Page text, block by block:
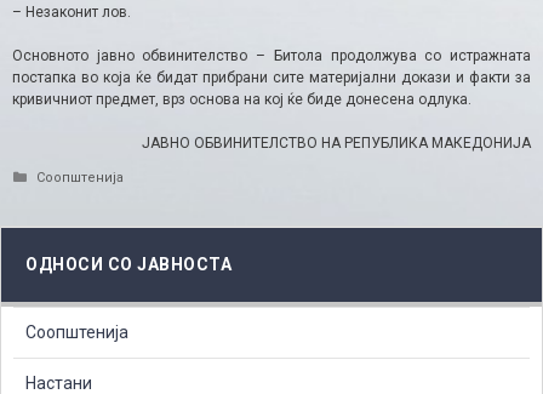
– Незаконит лов.
Основното јавно обвинителство – Битола продолжува со истражната
постапка во која ќе бидат прибрани сите материјални докази и факти за
кривичниот предмет, врз основа на кој ќе биде донесена одлука.
ЈАВНО ОБВИНИТЕЛСТВО НА РЕПУБЛИКА МАКЕДОНИЈА
Categories
Соопштенија
ОДНОСИ СО ЈАВНОСТА
Соопштенија
Настани